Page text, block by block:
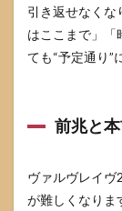
引き返せなく
はここまで」「
ても“予定通り”
前兆と
ヴァルヴレイヴ
が難しくなりま